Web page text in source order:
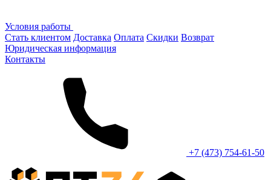
Условия работы
Стать клиентом Доставка Оплата Скидки Возврат
Юридическая информация
Контакты
+7 (473) 754-61-50